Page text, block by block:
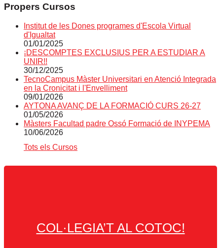
Propers Cursos
Institut de les Dones programes d'Escola Virtual
d'Igualtat
01/01/2025
¡DESCOMPTES EXCLUSIUS PER A ESTUDIAR A
UNIR!!
30/12/2025
TecnoCampus Màster Universitari en Atenció Integrada
en la Cronicitat i l'Envelliment
09/01/2026
AYTONA AVANÇ DE LA FORMACIÓ CURS 26-27
01/05/2026
Màsters Facultad padre Ossó Formació de INYPEMA
10/06/2026
Tots els Cursos
COL·LEGIA’T AL COTOC!